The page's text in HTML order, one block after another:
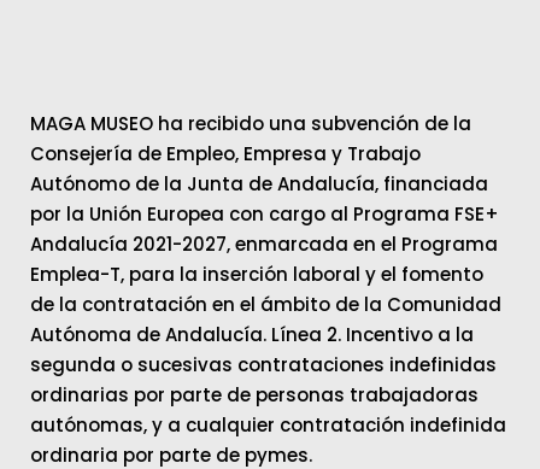
MAGA MUSEO ha recibido una subvención de la
Consejería de Empleo, Empresa y Trabajo
Autónomo de la Junta de Andalucía, financiada
por la Unión Europea con cargo al Programa FSE+
Andalucía 2021-2027, enmarcada en el Programa
Emplea-T, para la inserción laboral y el fomento
de la contratación en el ámbito de la Comunidad
Autónoma de Andalucía. Línea 2. Incentivo a la
segunda o sucesivas contrataciones indefinidas
ordinarias por parte de personas trabajadoras
autónomas, y a cualquier contratación indefinida
ordinaria por parte de pymes.